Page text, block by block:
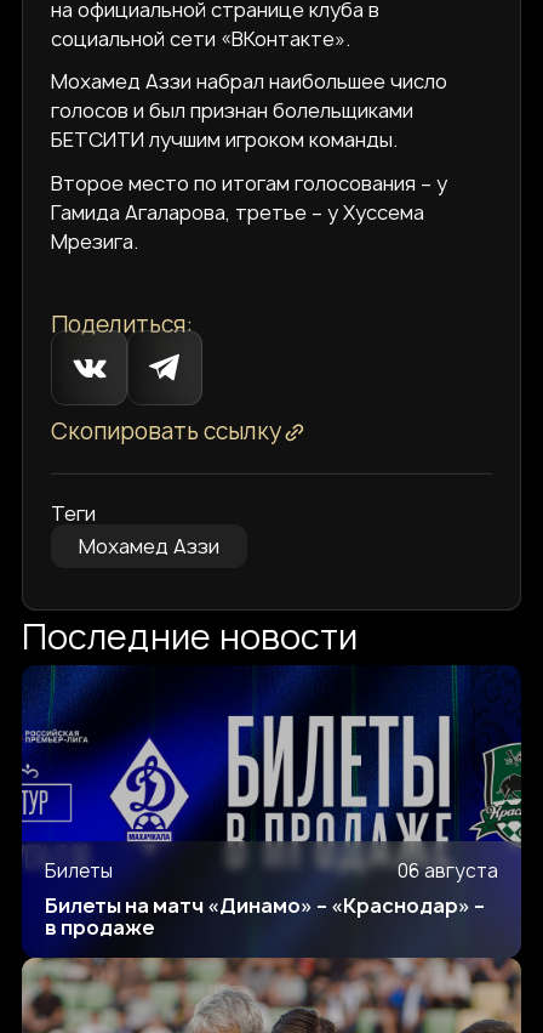
на официальной странице клуба в
социальной сети «ВКонтакте».
Мохамед Аззи набрал наибольшее число
голосов и был признан болельщиками
БЕТСИТИ лучшим игроком команды.
Второе место по итогам голосования – у
Гамида Агаларова, третье – у Хуссема
Мрезига.
Поделиться:
Скопировать ссылку
Теги
Мохамед Аззи
Последние новости
Билеты 06 августа
Билеты на матч «Динамо» – «Краснодар» –
в продаже